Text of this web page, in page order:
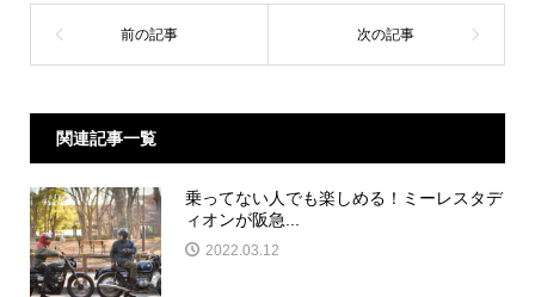
関連記事一覧
乗ってない人でも楽しめる！ミーレスタデ
ィオンが阪急...
2022.03.12